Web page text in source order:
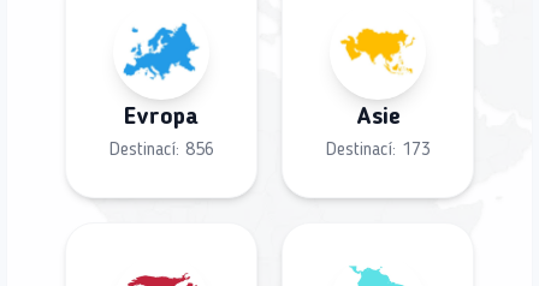
Evropa
Destinací: 856
Asie
Destinací: 173